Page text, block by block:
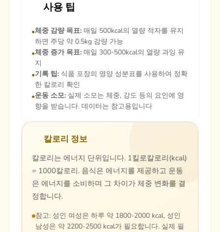
사용 팁
•체중 감량 목표: 매일 500kcal의 열량 적자를 유지
하면 주당 약 0.5kg 감량 가능
•체중 증가 목표: 매일 300-500kcal의 열량 과잉 유
지
•기록 팁: 식품 포장의 영양 성분표를 사용하여 정확
한 칼로리 확인
•운동 소모: 실제 소모는 체중, 강도 등의 요인에 영
향을 받습니다. 데이터는 참고용입니다
칼로리 정보
칼로리는 에너지 단위입니다. 1킬로칼로리(kcal)
= 1000칼로리. 음식은 에너지를 제공하고 운동
은 에너지를 소비하며 그 차이가 체중 변화를 결
정합니다.
참고: 성인 여성은 하루 약 1800-2000 kcal, 성인
남성은 약 2200-2500 kcal가 필요합니다. 실제 필